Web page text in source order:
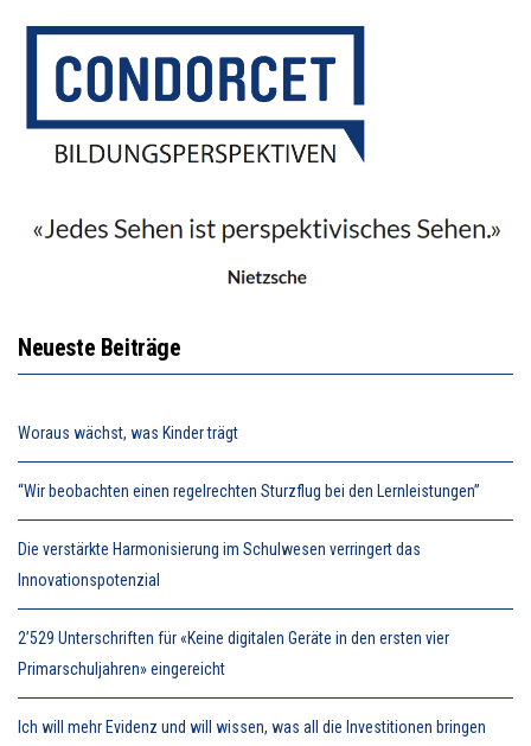
Neueste Beiträge
Woraus wächst, was Kinder trägt
“Wir beobachten einen regelrechten Sturzflug bei den Lernleistungen”
Die verstärkte Harmonisierung im Schulwesen verringert das
Innovationspotenzial
2’529 Unterschriften für «Keine digitalen Geräte in den ersten vier
Primarschuljahren» eingereicht
Ich will mehr Evidenz und will wissen, was all die Investitionen bringen